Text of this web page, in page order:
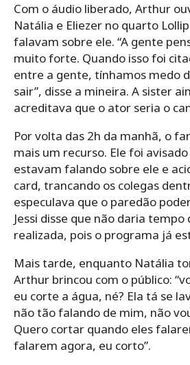
Com o áudio liberado, Arthur
Natália e Eliezer no quarto
falavam sobre ele. “A gente
muito forte. Quando isso foi
entre a gente, tínhamos medo
sair”, disse a mineira. A sister
acreditava que o ator seria o
Por volta das 2h da manhã, o
mais um recurso. Ele foi
estavam falando sobre ele e
card, trancando os colegas
especulava que o paredão
Jessi disse que não daria tempo
realizada, pois o programa já
Mais tarde, enquanto Natália
Arthur brincou com o público:
eu corte a água, né? Ela tá se
não tão falando de mim, não
Quero cortar quando eles
falarem agora, eu corto”.